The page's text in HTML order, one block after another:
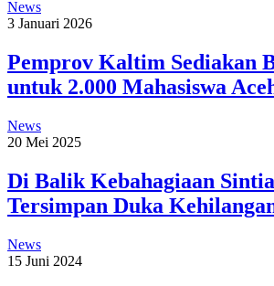
News
3 Januari 2026
Pemprov Kaltim Sediakan
untuk 2.000 Mahasiswa
News
20 Mei 2025
Di Balik Kebahagiaan
Tersimpan Duka
News
15 Juni 2024